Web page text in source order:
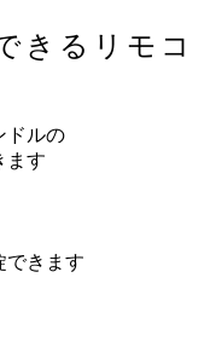
きるリモコ
ドルの
ます
できます